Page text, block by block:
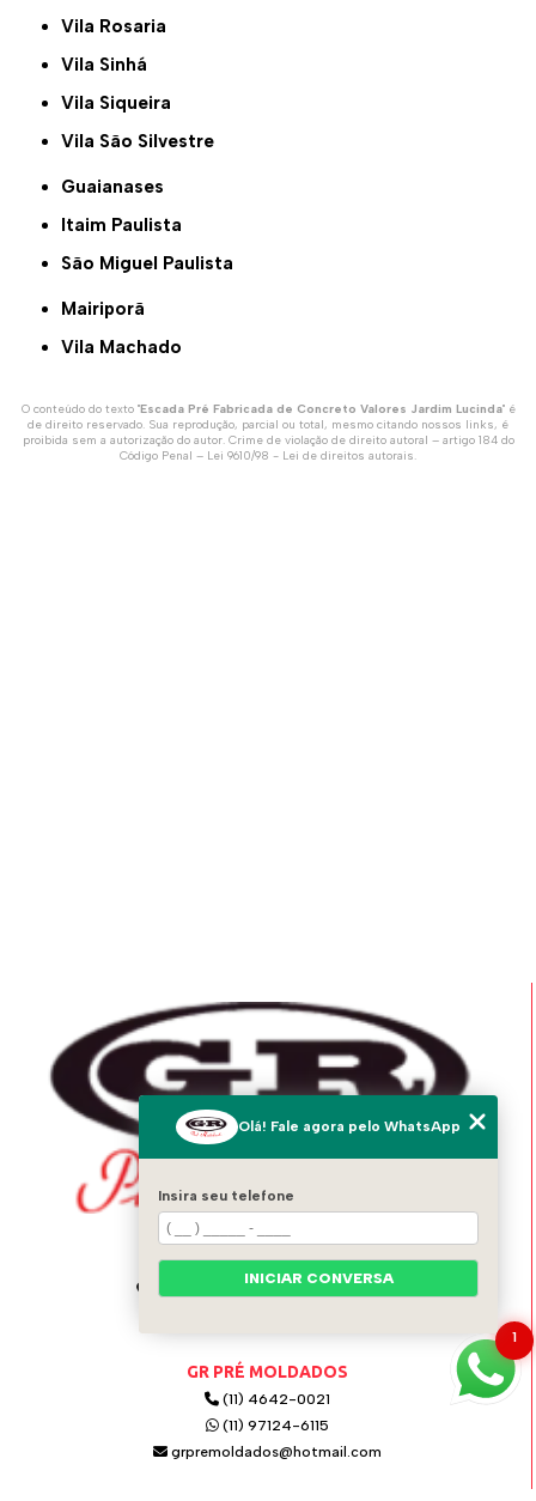
Vila Rosaria
Vila Sinhá
Vila Siqueira
Vila São Silvestre
Guaianases
Itaim Paulista
São Miguel Paulista
Mairiporã
Vila Machado
O conteúdo do texto "Escada Pré Fabricada de Concreto Valores Jardim Lucinda" é
de direito reservado. Sua reprodução, parcial ou total, mesmo citando nossos links, é
proibida sem a autorização do autor. Crime de violação de direito autoral – artigo 184 do
Código Penal – Lei 9610/98 - Lei de direitos autorais.
ENDEREÇO
Av. Italo Adami, 1556 - Vila Zeferina
GR PRÉ MOLDADOS
(11) 4642-0021
(11) 97124-6115
grpremoldados@hotmail.com
1
Olá! Fale agora pelo WhatsApp
Insira seu telefone
INICIAR CONVERSA